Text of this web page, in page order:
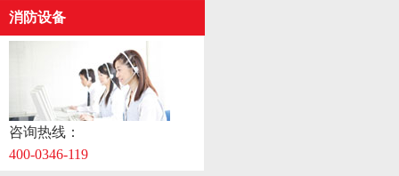
消防设备
咨询热线：
400-0346-119